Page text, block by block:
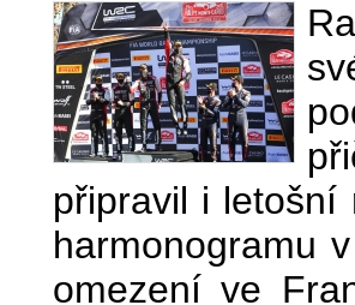
připravil i letošní
harmonogramu
omezení ve